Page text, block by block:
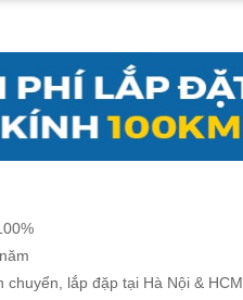
chuyển, lắp đặp tại Hà Nội & HCM